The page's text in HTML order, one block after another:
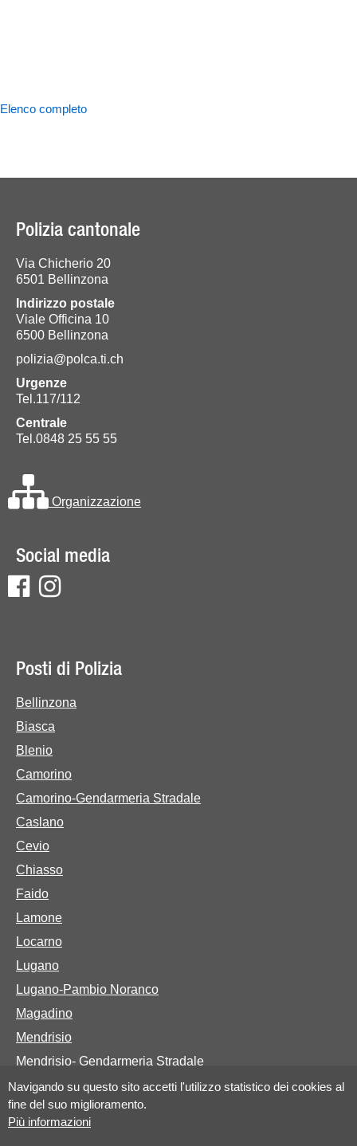
Navigando su questo sito accetti l'utilizzo statistico dei cookies al
fine del suo miglioramento.
Più informazioni
Elenco completo
Polizia cantonale
Via Chicherio 20
6501 Bellinzona
Indirizzo postale
Viale Officina 10
6500 Bellinzona
polizia@polca.ti.ch
Urgenze
Tel.117/112
Centrale
Tel.0848 25 55 55
Organizzazione
Social media
Posti di Polizia
Bellinzona
Biasca
Blenio
Camorino
Camorino-Gendarmeria Stradale
Caslano
Cevio
Chiasso
Faido
Lamone
Locarno
Lugano
Lugano-Pambio Noranco
Magadino
Mendrisio
Mendrisio- Gendarmeria Stradale
Basi legali